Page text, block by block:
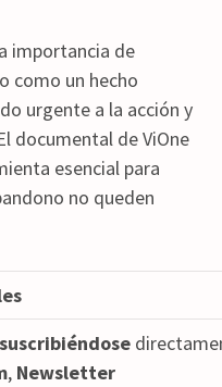
importancia de
como un hecho
urgente a la acción y
documental de ViOne
esencial para
no queden
suscribiéndose
, Newsletter